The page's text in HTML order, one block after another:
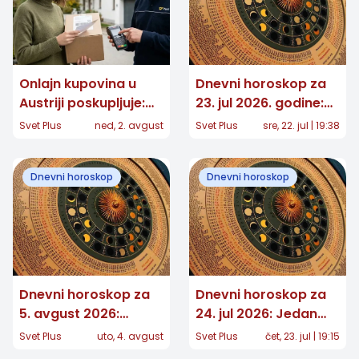
Onlajn kupovina u
Austriji poskupljuje:
Za pojedine pakete
Svet Plus ned, 2. avgust
Dnevni horoskop za
23. jul 2026. godine:
Očekuju vas važni
Svet Plus sre, 22. jul | 19:38
Dnevni horoskop
Dnevni horoskop za
5. avgust 2026:
Jednom znaku stiže
Svet Plus uto, 4. avgust
Dnevni horoskop
Dnevni horoskop za
24. jul 2026: Jedan
znak čeka važna
Svet Plus čet, 23. jul | 19:15